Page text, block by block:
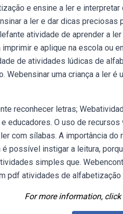
e ensine a ler e
a ler e dar dicas preciosas
atividade de aprender a
e aplique na escola ou
de atividades lúdicas de
Webensinar uma criança a ler
reconhecer letras;
educadores. O uso de
com sílabas. A importância
possível instigar a leitura,
simples que.
pdf atividades de alfabetização
For more information,